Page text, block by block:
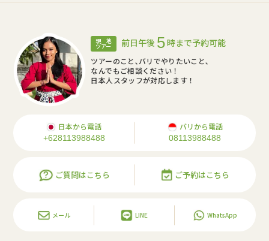
現 地
ツアー 前日午後 5時まで予約可能
ツアーのこと､バリでやりたいこと､
なんでもご相談ください！
日本人スタッフが対応します！
日本から電話
+628113988488
バリから電話
08113988488
ご質問はこちら ご予約はこちら
メール LINE WhatsApp